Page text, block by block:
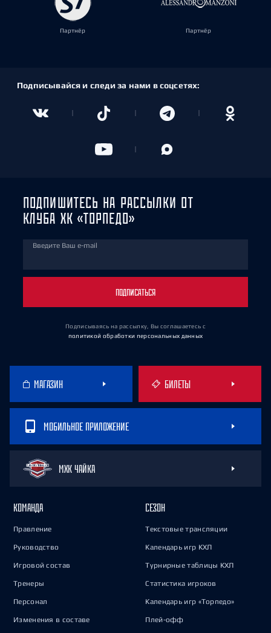
Партнёр Партнёр
Подписывайся и следи за нами в соцсетях:
ПОДПИШИТЕСЬ НА РАССЫЛКИ ОТ
КЛУБА ХК «ТОРПЕДО»
Введите Ваш e-mail
ПОДПИСАТЬСЯ
Подписываясь на рассылку, Вы соглашаетесь с
политикой обработки персональных данных
МАГАЗИН БИЛЕТЫ
МОБИЛЬНОЕ ПРИЛОЖЕНИЕ
МХК ЧАЙКА
КОМАНДА
Правление
Руководство
Игровой состав
Тренеры
Персонал
Изменения в составе
СЕЗОН
Текстовые трансляции
Календарь игр КХЛ
Турнирные таблицы КХЛ
Статистика игроков
Календарь игр «Торпедо»
Плей-офф